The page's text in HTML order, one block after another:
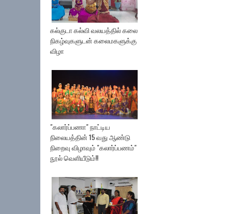
கல்குடா கல்வி வலயத்தில் கலை
நிகழ்வுகளுடன் கலைமகளுக்கு
விழா
"கலார்ப்பணா" நாட்டிய
நிலையத்தின் 15 வது ஆண்டு
நிறைவு விழாவும் "கலார்ப்பணம்"
நூல் வெளியீடும்!!